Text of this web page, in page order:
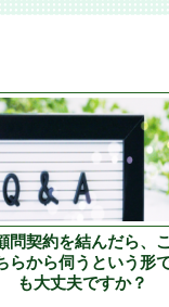
問契約を結んだら、こ
らから伺うという形
も大丈夫ですか？